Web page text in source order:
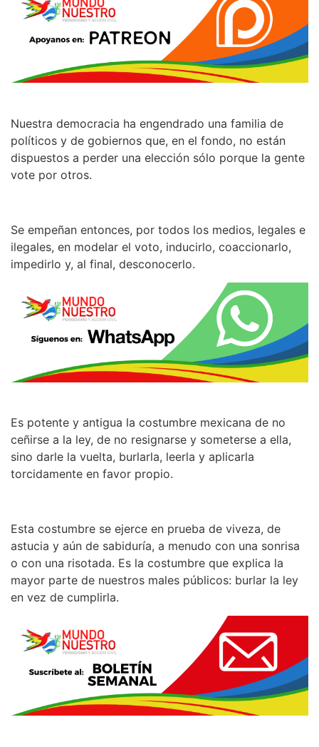
Nuestra democracia ha engendrado una familia de
políticos y de gobiernos que, en el fondo, no están
dispuestos a perder una elección sólo porque la gente
vote por otros.
Se empeñan entonces, por todos los medios, legales e
ilegales, en modelar el voto, inducirlo, coaccionarlo,
impedirlo y, al final, desconocerlo.
Es potente y antigua la costumbre mexicana de no
ceñirse a la ley, de no resignarse y someterse a ella,
sino darle la vuelta, burlarla, leerla y aplicarla
torcidamente en favor propio.
Esta costumbre se ejerce en prueba de viveza, de
astucia y aún de sabiduría, a menudo con una sonrisa
o con una risotada. Es la costumbre que explica la
mayor parte de nuestros males públicos: burlar la ley
en vez de cumplirla.